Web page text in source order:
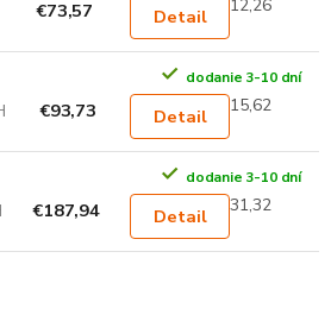
€73,57 Detail 12,26
dodanie 3-10 dní
€93,73 Detail 15,62
dodanie 3-10 dní
€187,94 Detail 31,32